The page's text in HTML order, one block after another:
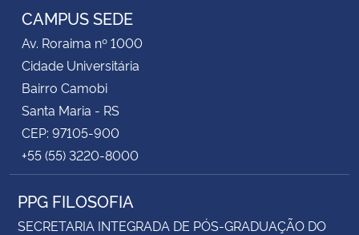
CAMPUS SEDE
Av. Roraima nº 1000
Cidade Universitária
Bairro Camobi
Santa Maria - RS
CEP: 97105-900
+55 (55) 3220-8000
PPG FILOSOFIA
SECRETARIA INTEGRADA DE PÓS-GRADUAÇÃO DO